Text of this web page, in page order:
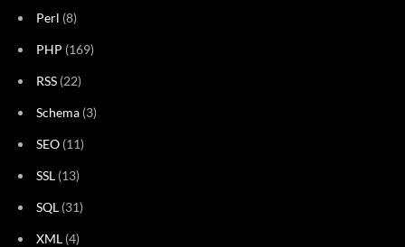
Perl (8)
PHP (169)
RSS (22)
Schema (3)
SEO (11)
SSL (13)
SQL (31)
XML (4)